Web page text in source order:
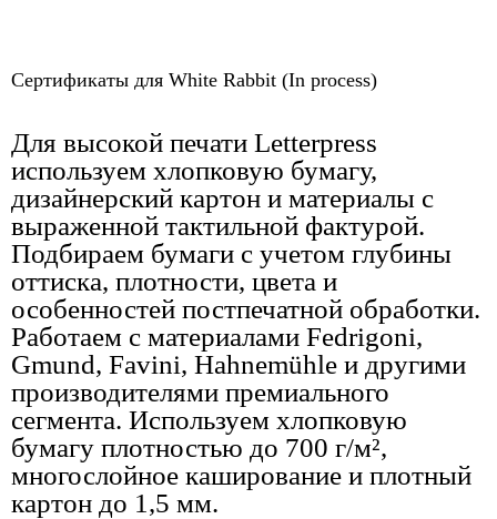
Сертификаты для White Rabbit (In process)
Для высокой печати Letterpress
используем хлопковую бумагу,
дизайнерский картон и материалы с
выраженной тактильной фактурой.
Подбираем бумаги с учетом глубины
оттиска, плотности, цвета и
особенностей постпечатной обработки.
Работаем с материалами Fedrigoni,
Gmund, Favini, Hahnemühle и другими
производителями премиального
сегмента. Используем хлопковую
бумагу плотностью до 700 г/м²,
многослойное каширование и плотный
картон до 1,5 мм.